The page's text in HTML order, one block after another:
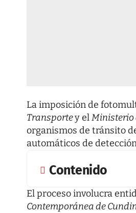
La imposición de
Transportey elMinisterio
organismos de tránsito
automáticos de
Contenido
El proceso involucra
Contemporánea de